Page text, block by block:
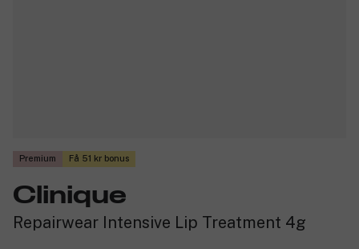
Premium Få 51 kr bonus
Clinique
Repairwear Intensive Lip Treatment 4g